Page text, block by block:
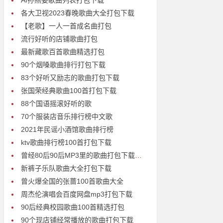
各大卫视2023春晚歌曲大全打包下载
【老歌】一人一首成名曲打包
流行好听的店铺歌曲打包
最新藏歌百首歌曲精选打包
90个烟嗓歌曲排行打包下载
83个好听又励志的歌曲打包下载
张国荣经典歌曲100首打包下载
88个国语摇滚好听的歌
70个服装店音乐排行榜中文歌
2021年民谣小酒馆歌曲排行榜
ktv歌曲排行榜100首打包下载
曾经80后90后MP3里的歌曲打包下载【首首经典，曾经的青春】
新裤子乐队歌曲大全打包下载
曾火爆全国的张蔷100首歌曲大全
周杰伦演唱会百度网盘mp3打包下载
90后经典校园歌曲100首精选打包
90个现店铺经常播放的歌曲打包下载